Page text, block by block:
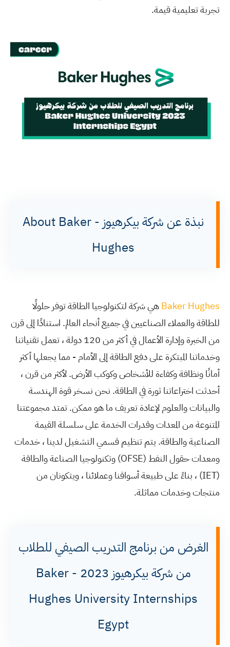
تجربة تعليمية قيمة.
نبذة عن شركة بيكرهيوز - About Baker
Hughes
Baker Hughesهي شركة لتكنولوجيا الطاقة توفر حلولًا
للطاقة والعملاء الصناعيين في جميع أنحاء العالم. استنادًا إلى قرن
من الخبرة وإدارة الأعمال في أكثر من 120 دولة ، تعمل تقنياتنا
وخدماتنا المبتكرة على دفع الطاقة إلى الأمام - مما يجعلها أكثر
أمانًا ونظافة وكفاءة للأشخاص وكوكب الأرض. لأكثر من قرن ،
أحدثت اختراعاتنا ثورة في الطاقة. نحن نسخر قوة الهندسة
والبيانات والعلوم لإعادة تعريف ما هو ممكن. تمتد مجموعتنا
المتنوعة من المعدات وقدرات الخدمة على سلسلة القيمة
الصناعية والطاقة. يتم تنظيم قسمي التشغيل لدينا ، خدمات
ومعدات حقول النفط (OFSE) وتكنولوجيا الصناعة والطاقة
(IET) ، بناءً على طبيعة أسواقنا وعملائنا ، ويتكونان من
منتجات وخدمات مماثلة.
الغرض من برنامج التدريب الصيفي للطلاب
من شركة بيكرهيوز 2023 - Baker
Hughes University Internships
Egypt